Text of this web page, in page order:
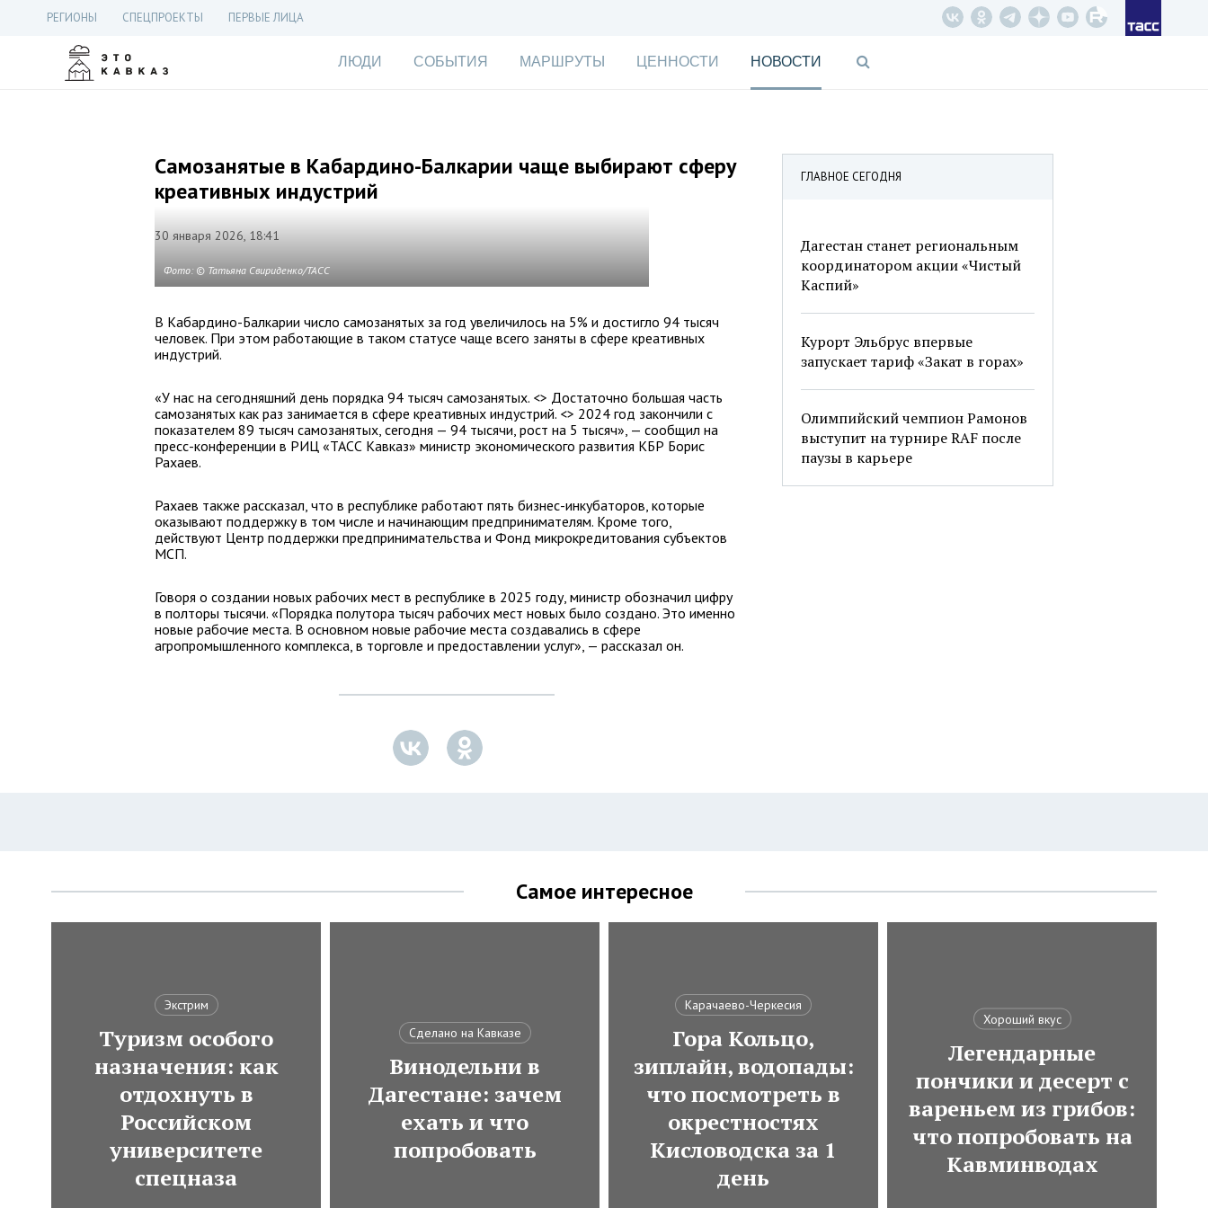
РЕГИОНЫ СПЕЦПРОЕКТЫ ПЕРВЫЕ ЛИЦА
ЛЮДИ СОБЫТИЯ МАРШРУТЫ ЦЕННОСТИ НОВОСТИ
ГЛАВНОЕ СЕГОДНЯ
Дагестан станет региональным
координатором акции «Чистый
Каспий»
Курорт Эльбрус впервые
запускает тариф «Закат в горах»
Олимпийский чемпион Рамонов
выступит на турнире RAF после
паузы в карьере
Самозанятые в Кабардино-Балкарии чаще выбирают сферу
креативных индустрий
30 января 2026, 18:41
Фото: © Татьяна Свириденко/ТАСС
В Кабардино-Балкарии число самозанятых за год увеличилось на 5% и достигло 94 тысяч
человек. При этом работающие в таком статусе чаще всего заняты в сфере креативных
индустрий.
«У нас на сегодняшний день порядка 94 тысяч самозанятых. <> Достаточно большая часть
самозанятых как раз занимается в сфере креативных индустрий. <> 2024 год закончили с
показателем 89 тысяч самозанятых, сегодня — 94 тысячи, рост на 5 тысяч», — сообщил на
пресс-конференции в РИЦ «ТАСС Кавказ» министр экономического развития КБР Борис
Рахаев.
Рахаев также рассказал, что в республике работают пять бизнес-инкубаторов, которые
оказывают поддержку в том числе и начинающим предпринимателям. Кроме того,
действуют Центр поддержки предпринимательства и Фонд микрокредитования субъектов
МСП.
Говоря о создании новых рабочих мест в республике в 2025 году, министр обозначил цифру
в полторы тысячи. «Порядка полутора тысяч рабочих мест новых было создано. Это именно
новые рабочие места. В основном новые рабочие места создавались в сфере
агропромышленного комплекса, в торговле и предоставлении услуг», — рассказал он.
Самое интересное
Экстрим
Туризм особого
назначения: как
отдохнуть в
Российском
университете
спецназа
Сделано на Кавказе
Винодельни в
Дагестане: зачем
ехать и что
попробовать
Карачаево-Черкесия
Гора Кольцо,
зиплайн, водопады:
что посмотреть в
окрестностях
Кисловодска за 1
день
Хороший вкус
Легендарные
пончики и десерт с
вареньем из грибов:
что попробовать на
Кавминводах